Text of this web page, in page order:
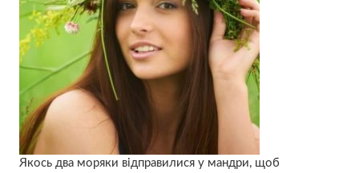
Якось два моряки відправилися у мандри, щоб